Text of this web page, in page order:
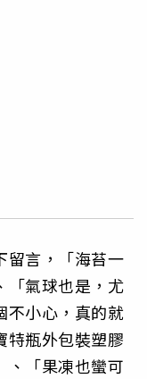
留言，「海苔一
「氣球也是，尤
不小心，真的就
特瓶外包裝塑膠
、「果凍也蠻可